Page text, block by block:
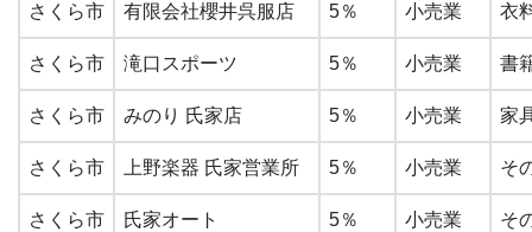
さくら市 有限会社櫻井呉服店 5％ 小売業 衣
さくら市 滝口スポーツ 5％ 小売業 書
さくら市 みのり 氏家店 5％ 小売業 家
さくら市 上野楽器 氏家営業所 5％ 小売業 そ
さくら市 氏家オート 5％ 小売業 そ